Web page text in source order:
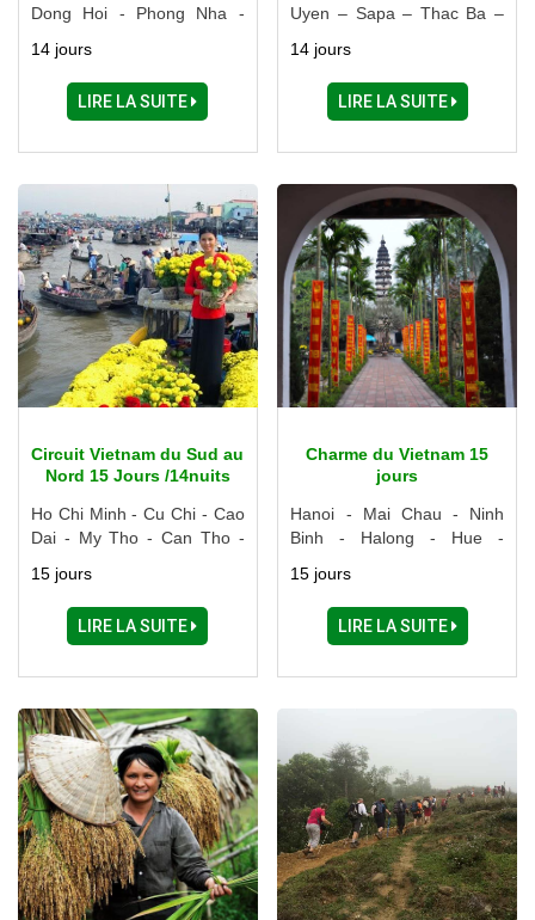
Uyen – Sapa – Thac Ba –
14 jours
LIRE LA SUITE
Dong Hoi - Phong Nha -
Buon Me Thuot - Lac Lak -
Ho Chi Minh Ville - Delta du
Mékong
14 jours
LIRE LA SUITE
Charme du Vietnam 15
jours
Hanoi - Mai Chau - Ninh
Binh - Halong - Hue -
Trang - Saigon - Cu Chi -
Cao Dai - Cai Be
15 jours
LIRE LA SUITE
Circuit Vietnam du Sud au
Nord 15 Jours /14nuits
Ho Chi Minh - Cu Chi - Cao
Dai - My Tho - Can Tho -
Danang - Hoi An - Hue -
Hanoi - Halong - Ninh Binh
15 jours
LIRE LA SUITE